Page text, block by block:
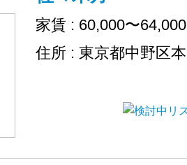
家賃 : 60,000〜
住所 : 東京都中野区